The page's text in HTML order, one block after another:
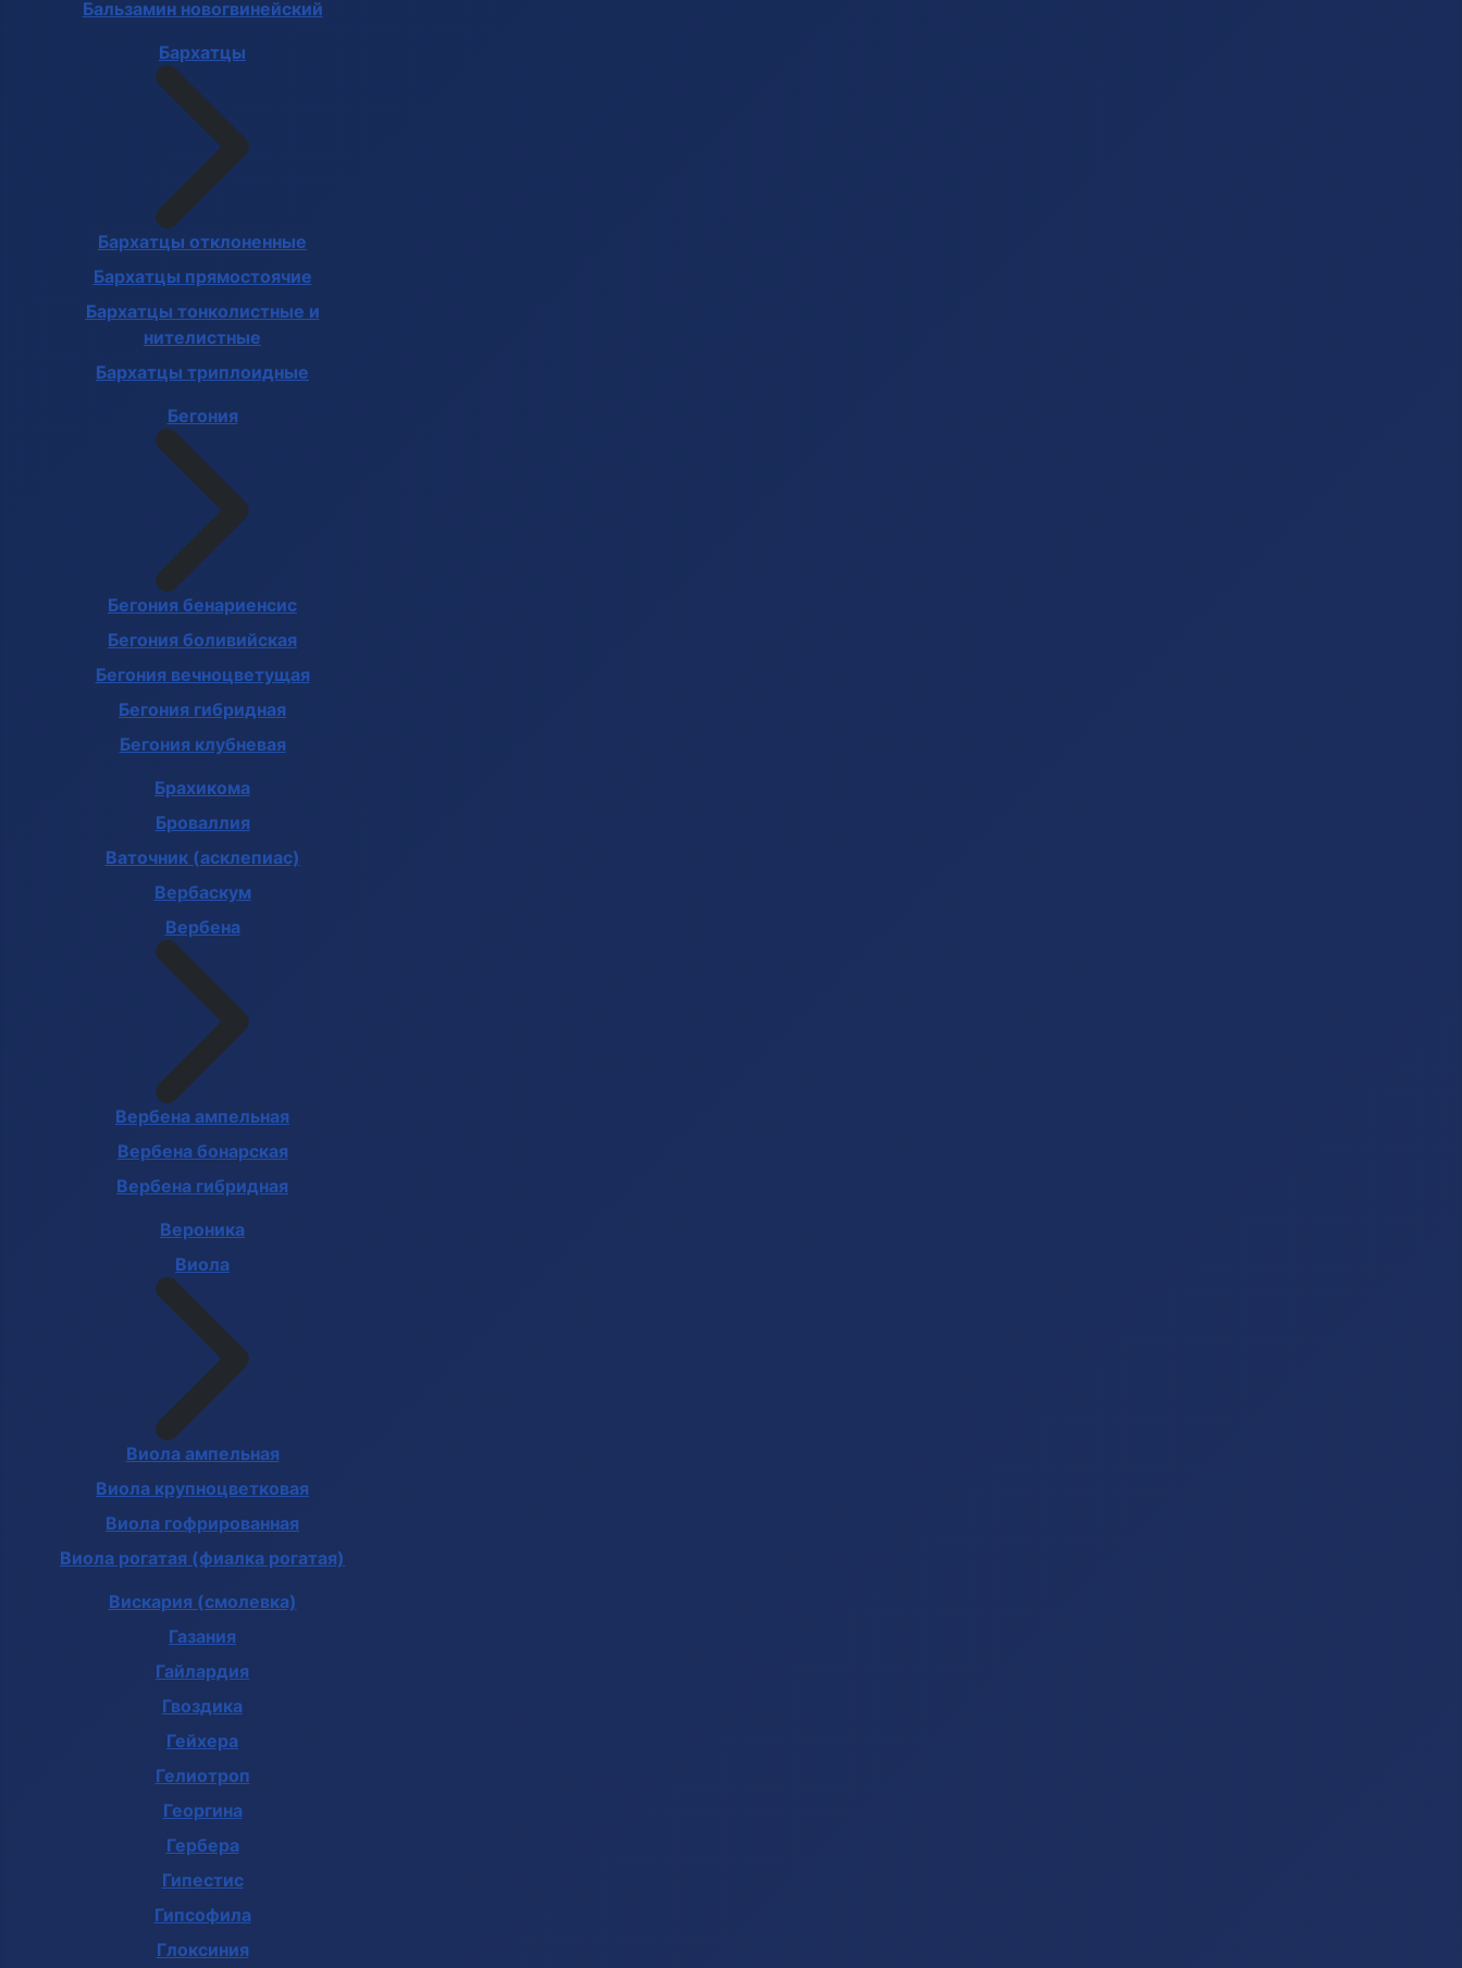
Бальзамин новогвинейский
Бархатцы
Бархатцы отклоненные
Бархатцы прямостоячие
Бархатцы тонколистные и
нителистные
Бархатцы триплоидные
Бегония
Бегония бенариенсис
Бегония боливийская
Бегония вечноцветущая
Бегония гибридная
Бегония клубневая
Брахикома
Броваллия
Ваточник (асклепиас)
Вербаскум
Вербена
Вербена ампельная
Вербена бонарская
Вербена гибридная
Вероника
Виола
Виола ампельная
Виола крупноцветковая
Виола гофрированная
Виола рогатая (фиалка рогатая)
Вискария (смолевка)
Газания
Гайлардия
Гвоздика
Гейхера
Гелиотроп
Георгина
Гербера
Гипестис
Гипсофила
Глоксиния